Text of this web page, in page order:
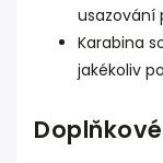
usazování
Karabina
jakékoliv